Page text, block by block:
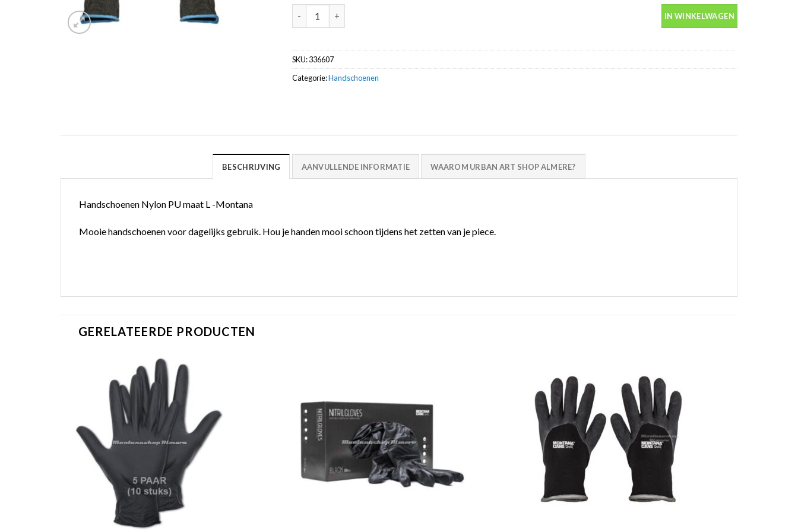
IN WINKELWAGEN
SKU:336607
Categorie:Handschoenen
BESCHRIJVING AANVULLENDE INFORMATIE WAAROM URBAN ART SHOP ALMERE?
Handschoenen Nylon PU maat L -Montana
Mooie handschoenen voor dagelijks gebruik. Hou je handen mooi schoon tijdens het zetten van je piece.
GERELATEERDE PRODUCTEN